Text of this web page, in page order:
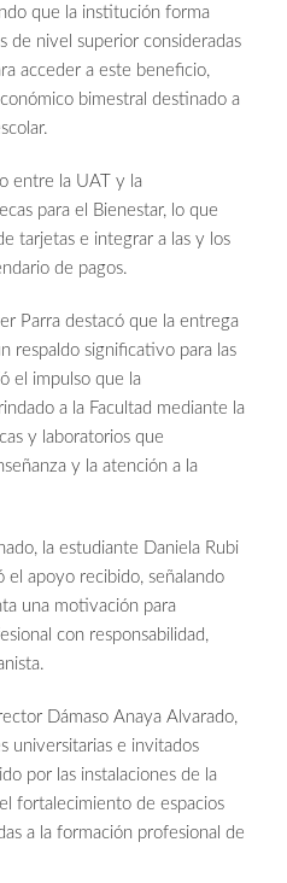
que la institución forma
de nivel superior consideradas
acceder a este beneficio,
bimestral destinado a
entre la UAT y la
para el Bienestar, lo que
tarjetas e integrar a las y los
de pagos.
Parra destacó que la entrega
respaldo significativo para las
el impulso que la
a la Facultad mediante la
y laboratorios que
y la atención a la
la estudiante Daniela Rubi
el apoyo recibido, señalando
una motivación para
con responsabilidad,
Dámaso Anaya Alvarado,
universitarias e invitados
por las instalaciones de la
fortalecimiento de espacios
a la formación profesional de